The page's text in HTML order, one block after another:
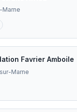
Favrier Amboile
Marne